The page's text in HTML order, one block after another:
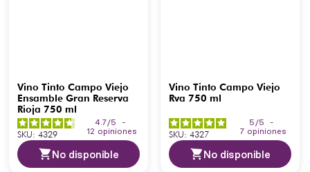
Vino Tinto Campo Viejo
Ensamble Gran Reserva
Rioja 750 ml
4.7/5
-
12 opiniones
SKU: 4329
No disponible
Vino Tinto Campo Viejo
Rva 750 ml
5 /5
-
7 opiniones
SKU: 4327
No disponible